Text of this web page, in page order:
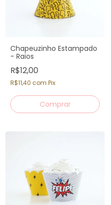
Chapeuzinho Estampado
- Raios
R$12,00
R$11,40 com Pix